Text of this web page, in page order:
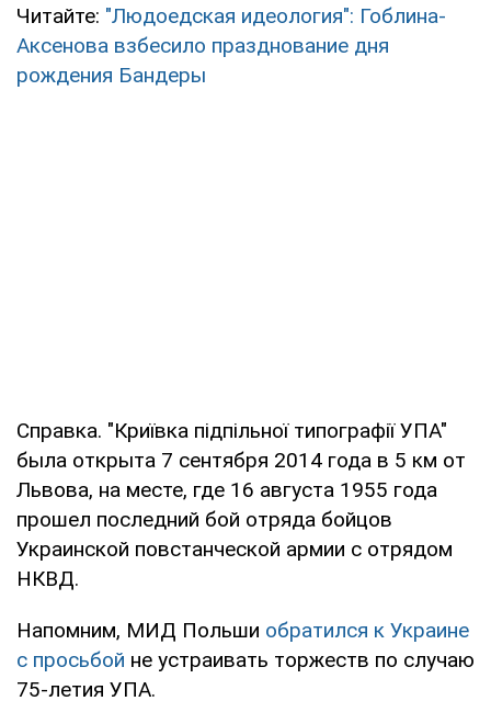
Читайте: "Людоедская идеология": Гоблина-
Аксенова взбесило празднование дня
рождения Бандеры
Справка. "Криївка підпільної типографії УПА"
была открыта 7 сентября 2014 года в 5 км от
Львова, на месте, где 16 августа 1955 года
прошел последний бой отряда бойцов
Украинской повстанческой армии с отрядом
НКВД.
Напомним, МИД Польши обратился к Украине
с просьбой не устраивать торжеств по случаю
75-летия УПА.